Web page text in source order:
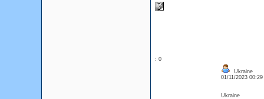
: 0
Ukraine
01/11/2023
Ukraine